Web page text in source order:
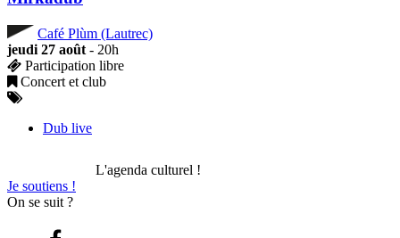
Café Plùm (Lautrec)
jeudi 27 août - 20h
Participation libre
Concert et club
Dub live
L'agenda culturel !
Je soutiens !
On se suit ?